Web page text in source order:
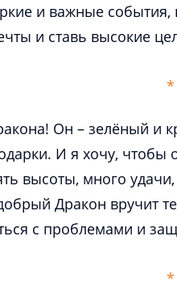
и важные
Он – зелёный и
И я хочу, чтобы
высоты, много
Дракон вручит